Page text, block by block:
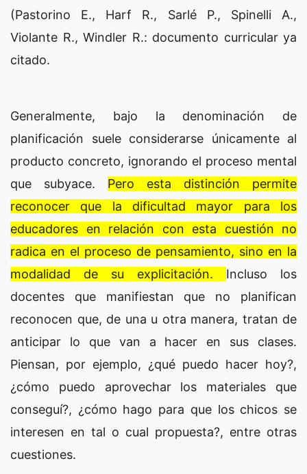
(Pastorino E., Harf R., Sarlé P., Spinelli A.,
Violante R., Windler R.: documento curricular ya
citado.
Generalmente, bajo la denominación de
planificación suele considerarse únicamente al
producto concreto, ignorando el proceso mental
que subyace. Pero esta distinción permite
reconocer que la dificultad mayor para los
educadores en relación con esta cuestión no
radica en el proceso de pensamiento, sino en la
modalidad de su explicitación. Incluso los
docentes que manifiestan que no planifican
reconocen que, de una u otra manera, tratan de
anticipar lo que van a hacer en sus clases.
Piensan, por ejemplo, ¿qué puedo hacer hoy?,
¿cómo puedo aprovechar los materiales que
conseguí?, ¿cómo hago para que los chicos se
interesen en tal o cual propuesta?, entre otras
cuestiones.